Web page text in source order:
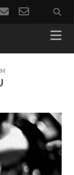
emailemail-
form